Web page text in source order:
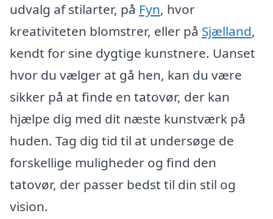
udvalg af stilarter, på Fyn, hvor
kreativiteten blomstrer, eller på Sjælland,
kendt for sine dygtige kunstnere. Uanset
hvor du vælger at gå hen, kan du være
sikker på at finde en tatovør, der kan
hjælpe dig med dit næste kunstværk på
huden. Tag dig tid til at undersøge de
forskellige muligheder og find den
tatovør, der passer bedst til din stil og
vision.